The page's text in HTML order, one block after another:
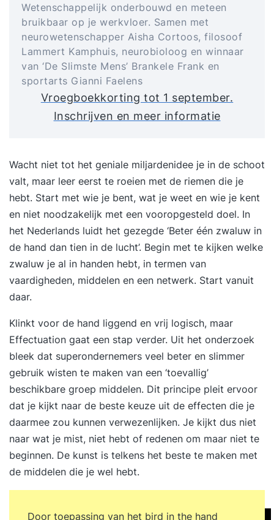
Wetenschappelijk onderbouwd en meteen
bruikbaar op je werkvloer. Samen met
neurowetenschapper Aisha Cortoos, filosoof
Lammert Kamphuis, neurobioloog en winnaar
van ‘De Slimste Mens’ Brankele Frank en
sportarts Gianni Faelens
Vroegboekkorting tot 1 september.
Inschrijven en meer informatie
Wacht niet tot het geniale miljardenidee je in de schoot
valt, maar leer eerst te roeien met de riemen die je
hebt. Start met wie je bent, wat je weet en wie je kent
en niet noodzakelijk met een vooropgesteld doel. In
het Nederlands luidt het gezegde ‘Beter één zwaluw in
de hand dan tien in de lucht’. Begin met te kijken welke
zwaluw je al in handen hebt, in termen van
vaardigheden, middelen en een netwerk. Start vanuit
daar.
Klinkt voor de hand liggend en vrij logisch, maar
Effectuation gaat een stap verder. Uit het onderzoek
bleek dat superondernemers veel beter en slimmer
gebruik wisten te maken van een ‘toevallig’
beschikbare groep middelen. Dit principe pleit ervoor
dat je kijkt naar de beste keuze uit de effecten die je
daarmee zou kunnen verwezenlijken. Je kijkt dus niet
naar wat je mist, niet hebt of redenen om maar niet te
beginnen. De kunst is telkens het beste te maken met
de middelen die je wel hebt.
Door toepassing van het bird in the hand